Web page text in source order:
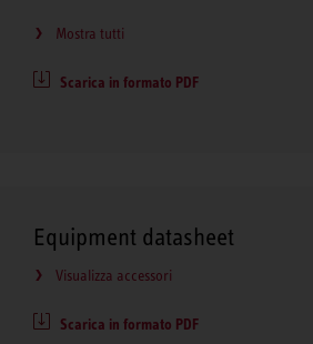
Mostra tutti
Scarica in formato PDF
Equipment datasheet
Visualizza accessori
Scarica in formato PDF